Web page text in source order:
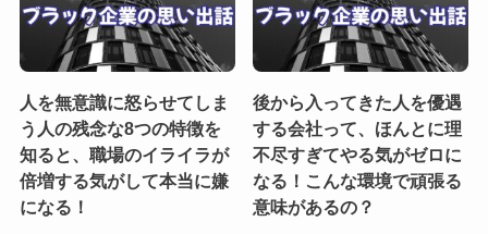
人を無意識に怒らせてしま
う人の残念な8つの特徴を
知ると、職場のイライラが
倍増する気がして本当に嫌
になる！
後から入ってきた人を優遇
する会社って、ほんとに理
不尽すぎてやる気がゼロに
なる！こんな環境で頑張る
意味があるの？